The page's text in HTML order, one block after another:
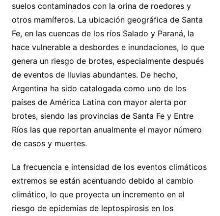
suelos contaminados con la orina de roedores y
otros mamíferos. La ubicación geográfica de Santa
Fe, en las cuencas de los ríos Salado y Paraná, la
hace vulnerable a desbordes e inundaciones, lo que
genera un riesgo de brotes, especialmente después
de eventos de lluvias abundantes. De hecho,
Argentina ha sido catalogada como uno de los
países de América Latina con mayor alerta por
brotes, siendo las provincias de Santa Fe y Entre
Ríos las que reportan anualmente el mayor número
de casos y muertes.
La frecuencia e intensidad de los eventos climáticos
extremos se están acentuando debido al cambio
climático, lo que proyecta un incremento en el
riesgo de epidemias de leptospirosis en los